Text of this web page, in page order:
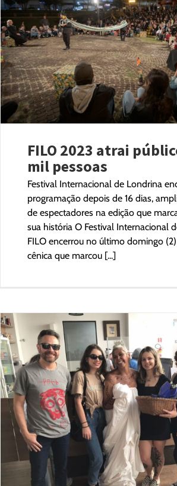
FILO 2023 atrai
mil pessoas
Festival Internacional de Londrina
programação depois de 16 dias,
de espectadores na edição que
sua história O Festival Internacional
FILO encerrou no último domingo
cênica que marcou [...]